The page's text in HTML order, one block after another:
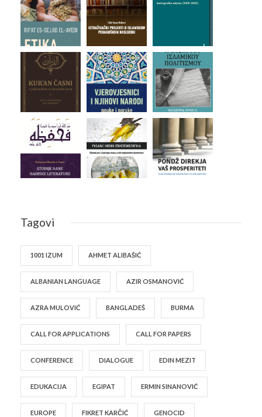
Tagovi
1001 IZUM AHMET ALIBAŠIĆ
ALBANIAN LANGUAGE AZIR OSMANOVIĆ
AZRA MULOVIĆ BANGLADEŠ BURMA
CALL FOR APPLICATIONS CALL FOR PAPERS
CONFERENCE DIALOGUE EDIN MEZIT
EDUKACIJA EGIPAT ERMIN SINANOVIĆ
EUROPE FIKRET KARČIĆ GENOCID